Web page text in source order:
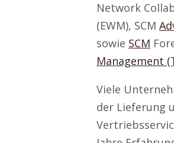
Network
(EWM), SCM
sowie SCM
Management
Viele
der Lieferung